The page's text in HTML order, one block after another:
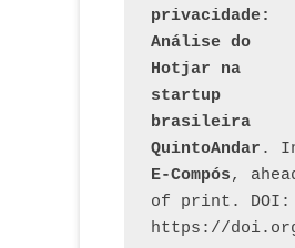
privacidade:
Análise do
Hotjar na
startup
brasileira
QuintoAndar
E-Compós,
of print. DOI:
https://doi.org/